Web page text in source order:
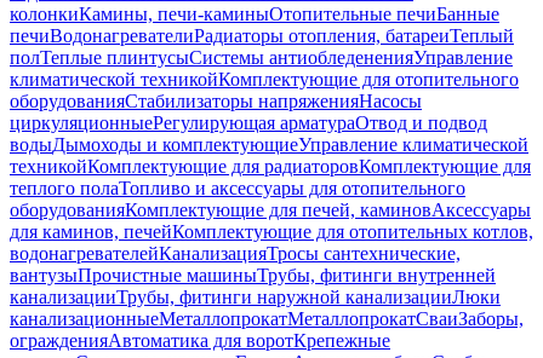
колонкиКамины, печи-каминыОтопительные печиБанные
печиВодонагревателиРадиаторы отопления, батареиТеплый
полТеплые плинтусыСистемы антиобледененияУправление
климатической техникойКомплектующие для отопительного
оборудованияСтабилизаторы напряженияНасосы
циркуляционныеРегулирующая арматураОтвод и подвод
водыДымоходы и комплектующиеУправление климатической
техникойКомплектующие для радиаторовКомплектующие для
теплого полаТопливо и аксессуары для отопительного
оборудованияКомплектующие для печей, каминовАксессуары
для каминов, печейКомплектующие для отопительных котлов,
водонагревателейКанализацияТросы сантехнические,
вантузыПрочистные машиныТрубы, фитинги внутренней
канализацииТрубы, фитинги наружной канализацииЛюки
канализационныеМеталлопрокатМеталлопрокатСваиЗаборы,
огражденияАвтоматика для воротКрепежные